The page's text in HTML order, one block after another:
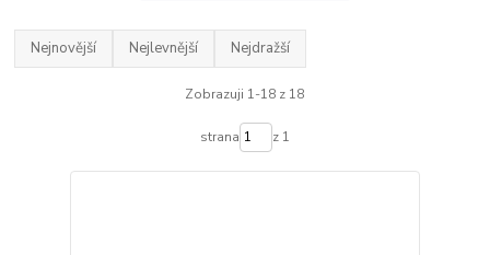
Nejnovější Nejlevnější Nejdražší
Zobrazuji 1-18 z 18
strana z 1